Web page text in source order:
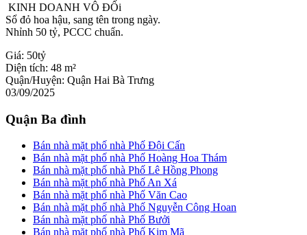
KINH DOANH VÔ ĐỐi
Sổ đỏ hoa hậu, sang tên trong ngày.
Nhỉnh 50 tỷ, PCCC chuẩn.
Giá: 50tỷ
Diện tích: 48 m²
Quận/Huyện: Quận Hai Bà Trưng
03/09/2025
Quận Ba đình
Bán nhà mặt phố nhà Phố Đội Cấn
Bán nhà mặt phố nhà Phố Hoàng Hoa Thám
Bán nhà mặt phố nhà Phố Lê Hồng Phong
Bán nhà mặt phố nhà Phố An Xá
Bán nhà mặt phố nhà Phố Văn Cao
Bán nhà mặt phố nhà Phố Nguyễn Công Hoan
Bán nhà mặt phố nhà Phố Bưởi
Bán nhà mặt phố nhà Phố Kim Mã